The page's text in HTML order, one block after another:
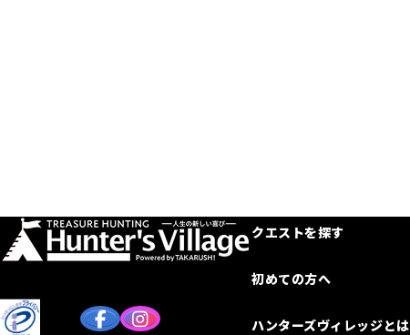
クエストを探す
初めての方へ
ハンターズヴィレッジとは